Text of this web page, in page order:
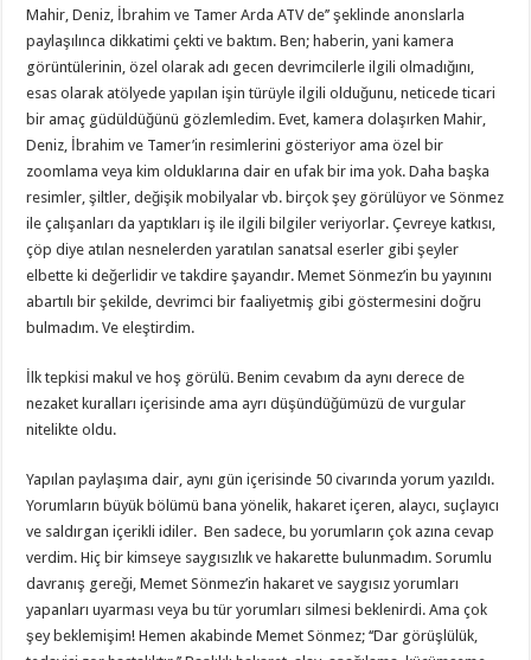
Mahir, Deniz, İbrahim ve Tamer Arda ATV de’’ şeklinde anonslarla
paylaşılınca dikkatimi çekti ve baktım. Ben; haberin, yani kamera
görüntülerinin, özel olarak adı gecen devrimcilerle ilgili olmadığını,
esas olarak atölyede yapılan işin türüyle ilgili olduğunu, neticede ticari
bir amaç güdüldüğünü gözlemledim. Evet, kamera dolaşırken Mahir,
Deniz, İbrahim ve Tamer’in resimlerini gösteriyor ama özel bir
zoomlama veya kim olduklarına dair en ufak bir ima yok. Daha başka
resimler, şiltler, değişik mobilyalar vb. birçok şey görülüyor ve Sönmez
ile çalışanları da yaptıkları iş ile ilgili bilgiler veriyorlar. Çevreye katkısı,
çöp diye atılan nesnelerden yaratılan sanatsal eserler gibi şeyler
elbette ki değerlidir ve takdire şayandır. Memet Sönmez’in bu yayınını
abartılı bir şekilde, devrimci bir faaliyetmiş gibi göstermesini doğru
bulmadım. Ve eleştirdim.
İlk tepkisi makul ve hoş görülü. Benim cevabım da aynı derece de
nezaket kuralları içerisinde ama ayrı düşündüğümüzü de vurgular
nitelikte oldu.
Yapılan paylaşıma dair, aynı gün içerisinde 50 civarında yorum yazıldı.
Yorumların büyük bölümü bana yönelik, hakaret içeren, alaycı, suçlayıcı
ve saldırgan içerikli idiler. Ben sadece, bu yorumların çok azına cevap
verdim. Hiç bir kimseye saygısızlık ve hakarette bulunmadım. Sorumlu
davranış gereği, Memet Sönmez’in hakaret ve saygısız yorumları
yapanları uyarması veya bu tür yorumları silmesi beklenirdi. Ama çok
şey beklemişim! Hemen akabinde Memet Sönmez; ‘‘Dar görüşlülük,